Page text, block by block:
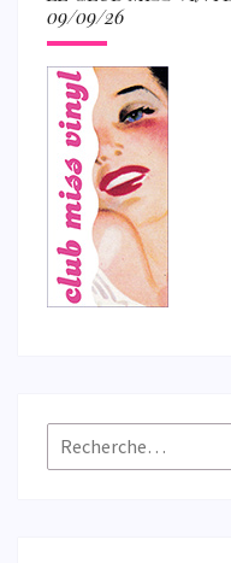
09/09/26
Rechercher :